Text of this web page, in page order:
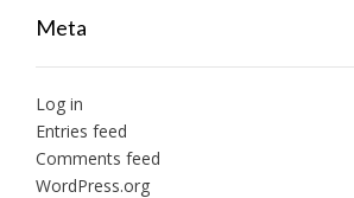
Meta
Log in
Entries feed
Comments feed
WordPress.org